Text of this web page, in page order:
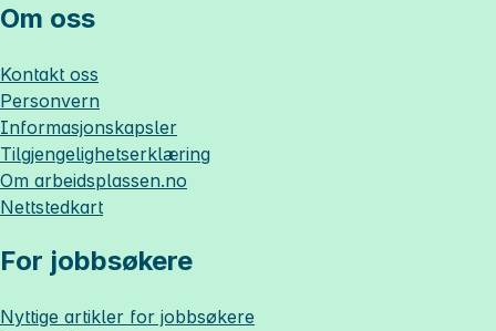
Om oss
Kontakt oss
Personvern
Informasjonskapsler
Tilgjengelighetserklæring
Om arbeidsplassen.no
Nettstedkart
For jobbsøkere
Nyttige artikler for jobbsøkere